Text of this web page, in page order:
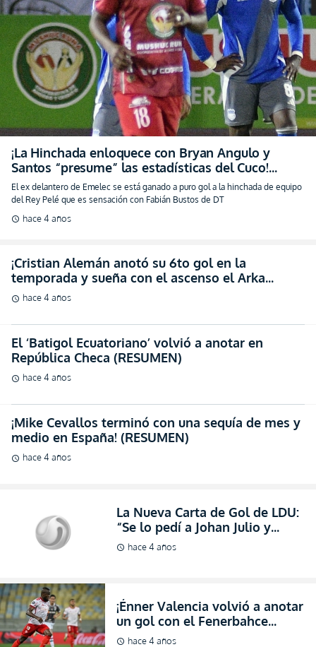
¡La Hinchada enloquece con Bryan Angulo y
Santos “presume” las estadísticas del Cuco!
(VIDEO)
El ex delantero de Emelec se está ganado a puro gol a la hinchada de equipo
del Rey Pelé que es sensación con Fabián Bustos de DT
schedule hace 4 años
¡Cristian Alemán anotó su 6to gol en la
temporada y sueña con el ascenso el Arka
Gdynia! (VIDEO)
schedule hace 4 años
El ‘Batigol Ecuatoriano’ volvió a anotar en
República Checa (RESUMEN)
schedule hace 4 años
¡Mike Cevallos terminó con una sequía de mes y
medio en España! (RESUMEN)
schedule hace 4 años
La Nueva Carta de Gol de LDU:
“Se lo pedí a Johan Julio y
amablemente me cedió el
schedule hace 4 años
¡Énner Valencia volvió a anotar
un gol con el Fenerbahce
después de 2 meses! (VIDEO)
schedule hace 4 años